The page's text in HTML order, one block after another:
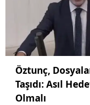
Öztunç,
Taşıdı: Asıl
Olmalı